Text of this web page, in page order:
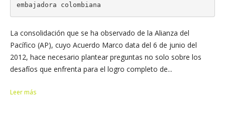
embajadora colombiana
La consolidación que se ha observado de la Alianza del
Pacífico (AP), cuyo Acuerdo Marco data del 6 de junio del
2012, hace necesario plantear preguntas no solo sobre los
desafíos que enfrenta para el logro completo de...
Leer más